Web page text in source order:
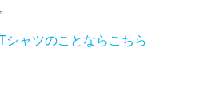
シャツのことならこちら